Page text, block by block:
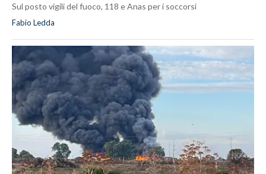
Sul posto vigili del fuoco, 118 e Anas per i soccorsi
Fabio Ledda